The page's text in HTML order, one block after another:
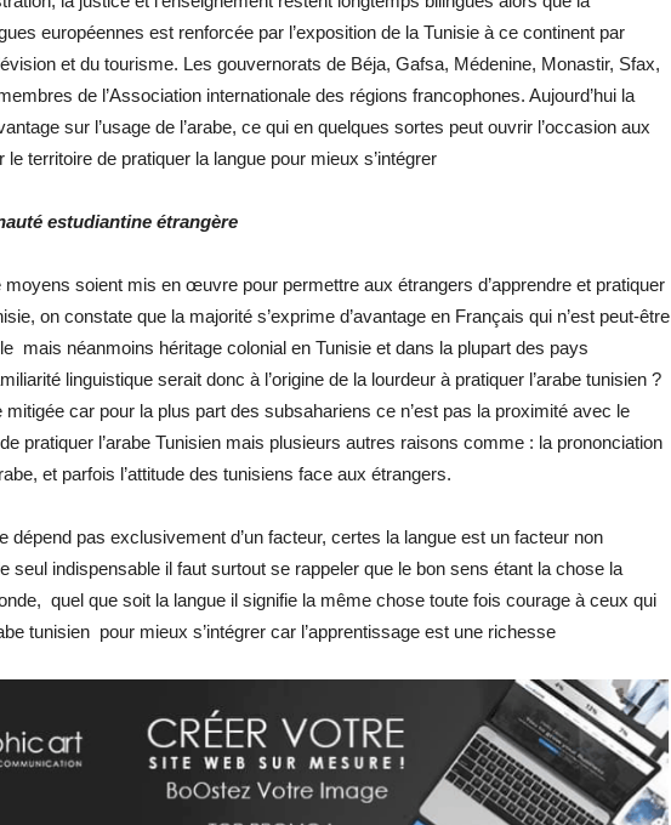
européennes est renforcée par l’exposition de la Tunisie à ce continent par
et du tourisme. Les gouvernorats de Béja, Gafsa, Médenine, Monastir, Sfax,
de l’Association internationale des régions francophones. Aujourd’hui la
sur l’usage de l’arabe, ce qui en quelques sortes peut ouvrir l’occasion aux
territoire de pratiquer la langue pour mieux s’intégrer
estudiantine étrangère
moyens soient mis en œuvre pour permettre aux étrangers d’apprendre et pratiquer
on constate que la majorité s’exprime d’avantage en Français qui n’est peut-être
mais néanmoins héritage colonial en Tunisie et dans la plupart des pays
linguistique serait donc à l’origine de la lourdeur à pratiquer l’arabe tunisien ?
car pour la plus part des subsahariens ce n’est pas la proximité avec le
pratiquer l’arabe Tunisien mais plusieurs autres raisons comme : la prononciation
et parfois l’attitude des tunisiens face aux étrangers.
dépend pas exclusivement d’un facteur, certes la langue est un facteur non
seul indispensable il faut surtout se rappeler que le bon sens étant la chose la
quel que soit la langue il signifie la même chose toute fois courage à ceux qui
tunisien pour mieux s’intégrer car l’apprentissage est une richesse